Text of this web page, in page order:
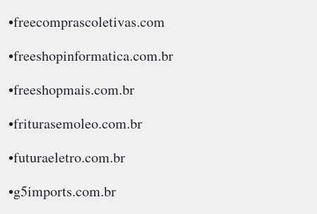
•freecomprascoletivas.com
•freeshopinformatica.com.br
•freeshopmais.com.br
•friturasemoleo.com.br
•futuraeletro.com.br
•g5imports.com.br